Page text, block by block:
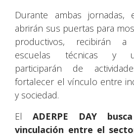
Durante ambas jornadas,
abrirán sus puertas para
productivos, recibirán
escuelas técnicas y
participarán de
fortalecer el vínculo entre
y sociedad.
ElADERPE DAY
vinculación entre el